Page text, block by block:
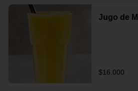
Jugo de
$16.000